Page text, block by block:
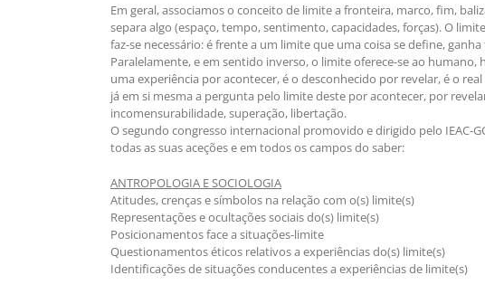
Em geral, associamos o conceito de limite a fronteira, marco, fim,
separa algo (espaço, tempo, sentimento, capacidades, forças). O
faz-se necessário: é frente a um limite que uma coisa se define, ganha
Paralelamente, e em sentido inverso, o limite oferece-se ao
uma experiência por acontecer, é o desconhecido por revelar, é o
já em si mesma a pergunta pelo limite deste por acontecer, por
incomensurabilidade, superação, libertação.
O segundo congresso internacional promovido e dirigido pelo IEAC-
todas as suas aceções e em todos os campos do saber:
ANTROPOLOGIA E SOCIOLOGIA
Atitudes, crenças e símbolos na relação com o(s) limite(s)
Representações e ocultações sociais do(s) limite(s)
Posicionamentos face a situações-limite
Questionamentos éticos relativos a experiências do(s) limite(s)
Identificações de situações conducentes a experiências de limite(s)